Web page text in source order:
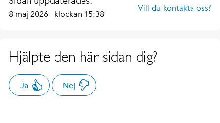
8 maj 2026 klockan 15:38
Vill du kontakta oss?
Hjälpte den här sidan dig?
Ja Nej